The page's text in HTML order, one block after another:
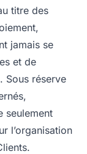
titre des
jamais se
et de
Sous réserve
seulement
l’organisation